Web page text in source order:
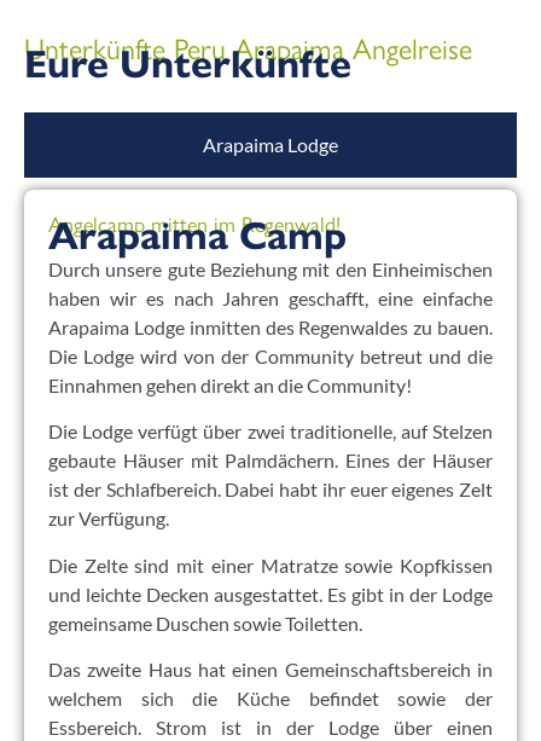
Unterkünfte Peru Arapaima Angelreise
Eure Unterkünfte
Arapaima Lodge
Angelcamp mitten im Regenwald!
Arapaima Camp
Durch unsere gute Beziehung mit den Einheimischen
haben wir es nach Jahren geschafft, eine einfache
Arapaima Lodge inmitten des Regenwaldes zu bauen.
Die Lodge wird von der Community betreut und die
Einnahmen gehen direkt an die Community!
Die Lodge verfügt über zwei traditionelle, auf Stelzen
gebaute Häuser mit Palmdächern. Eines der Häuser
ist der Schlafbereich. Dabei habt ihr euer eigenes Zelt
zur Verfügung.
Die Zelte sind mit einer Matratze sowie Kopfkissen
und leichte Decken ausgestattet. Es gibt in der Lodge
gemeinsame Duschen sowie Toiletten.
Das zweite Haus hat einen Gemeinschaftsbereich in
welchem sich die Küche befindet sowie der
Essbereich. Strom ist in der Lodge über einen